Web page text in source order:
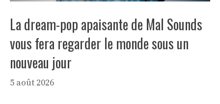
La dream-pop apaisante de Mal Sounds
vous fera regarder le monde sous un
nouveau jour
5 août 2026